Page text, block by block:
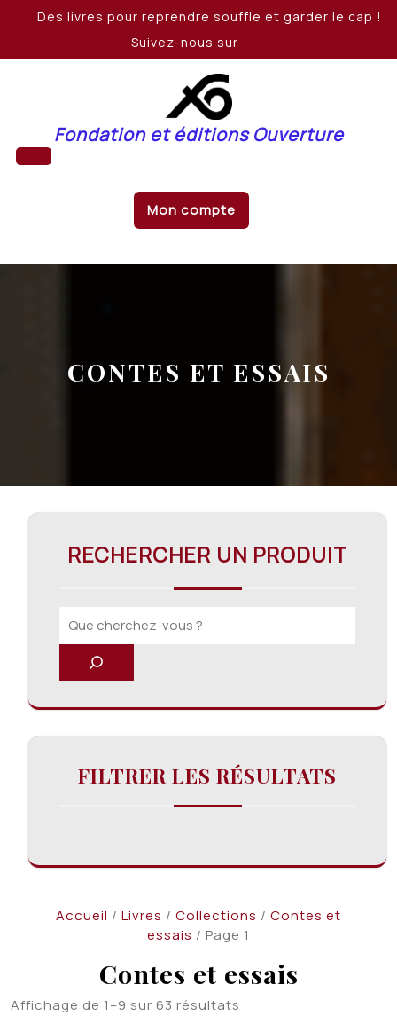
Des livres pour reprendre souffle et garder le cap !
Suivez-nous sur
Fondation et éditions Ouverture
Mon compte
CONTES ET ESSAIS
Accueil / Livres / Collections / Contes et
essais / Page 1
Contes et essais
Affichage de 1–9 sur 63 résultats
RECHERCHER UN PRODUIT
FILTRER LES RÉSULTATS